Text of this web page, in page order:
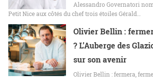
Alessandro Governatori
Petit Nice aux côtés du chef trois étoiles Gérald…
Olivier Bellin :
? L’Auberge des
sur son avenir
Olivier Bellin : fermera,